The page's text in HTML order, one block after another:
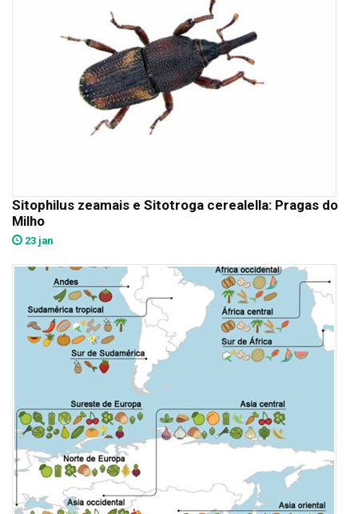
Sitophilus zeamais e Sitotroga cerealella: Pragas do
Milho
23 jan